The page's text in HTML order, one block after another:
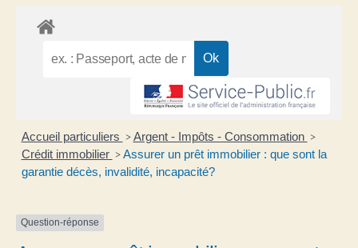
Accueil particuliers > Argent - Impôts - Consommation >
Crédit immobilier > Assurer un prêt immobilier : que sont la
garantie décès, invalidité, incapacité?
Question-réponse